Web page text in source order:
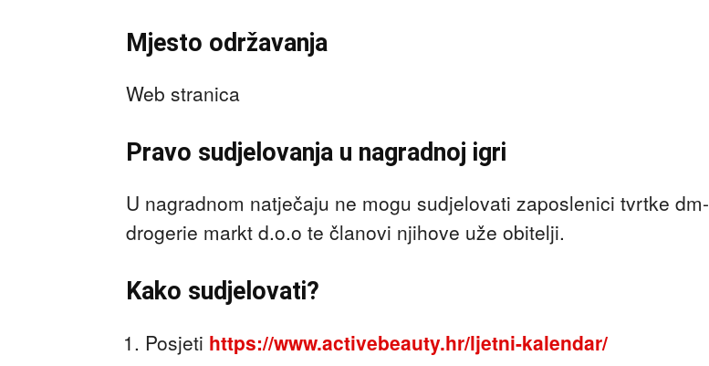
Mjesto održavanja
Web stranica
Pravo sudjelovanja u nagradnoj igri
U nagradnom natječaju ne mogu sudjelovati zaposlenici tvrtke dm-
drogerie markt d.o.o te članovi njihove uže obitelji.
Kako sudjelovati?
Posjeti https://www.activebeauty.hr/ljetni-kalendar/